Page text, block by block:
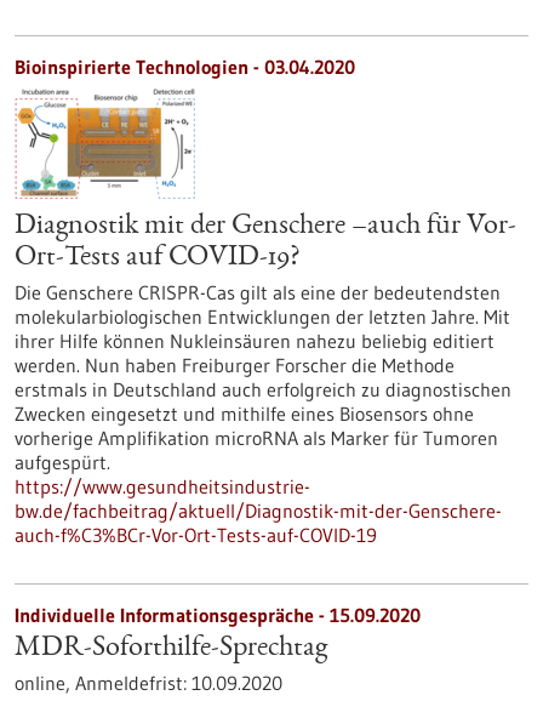
Bioinspirierte Technologien - 03.04.2020
Diagnostik mit der Genschere –auch für Vor-
Ort-Tests auf COVID-19?
Die Genschere CRISPR-Cas gilt als eine der bedeutendsten
molekularbiologischen Entwicklungen der letzten Jahre. Mit
ihrer Hilfe können Nukleinsäuren nahezu beliebig editiert
werden. Nun haben Freiburger Forscher die Methode
erstmals in Deutschland auch erfolgreich zu diagnostischen
Zwecken eingesetzt und mithilfe eines Biosensors ohne
vorherige Amplifikation microRNA als Marker für Tumoren
aufgespürt.
https://www.gesundheitsindustrie-
bw.de/fachbeitrag/aktuell/Diagnostik-mit-der-Genschere-
auch-f%C3%BCr-Vor-Ort-Tests-auf-COVID-19
Individuelle Informationsgespräche - 15.09.2020
MDR-Soforthilfe-Sprechtag
online, Anmeldefrist: 10.09.2020